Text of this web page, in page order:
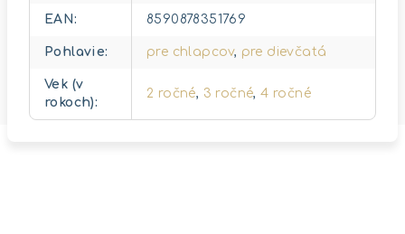
EAN: 8590878351769
Pohlavie: pre chlapcov, pre dievčatá
Vek (v
rokoch):
2 ročné, 3 ročné,4 ročné